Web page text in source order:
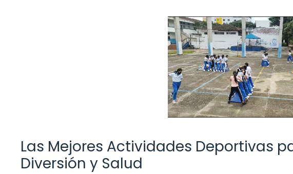
Las Mejores Actividades Deportivas
Diversión y Salud